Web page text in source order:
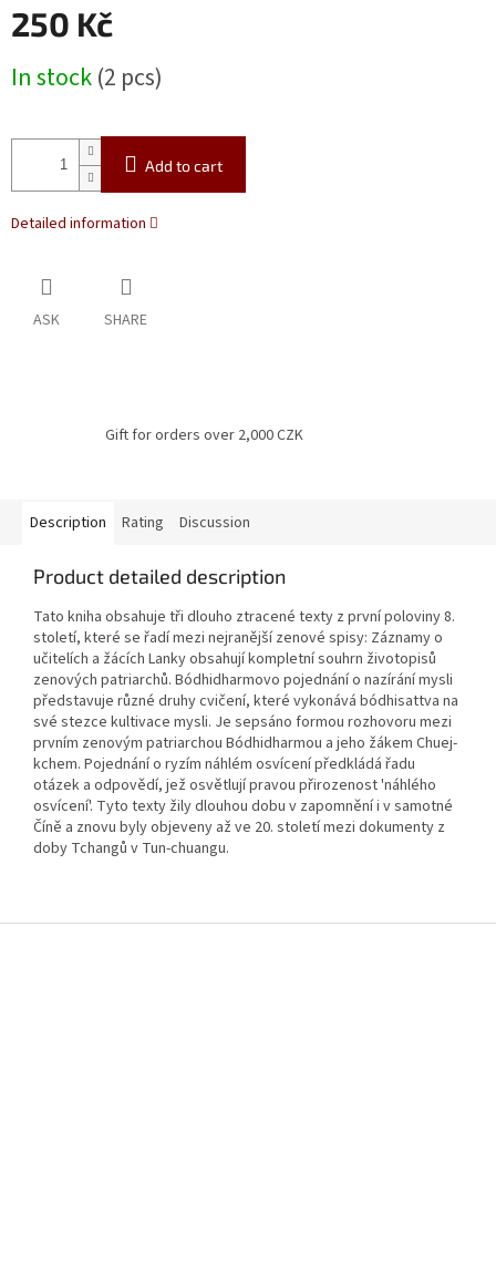
250 Kč
price:
In stock(2 pcs)
Add to cart
Detailed information
ASK SHARE
Gift for orders over 2,000 CZK
Description Rating Discussion
Product detailed description
Tato kniha obsahuje tři dlouho ztracené texty z první poloviny 8.
století, které se řadí mezi nejranější zenové spisy: Záznamy o
učitelích a žácích Lanky obsahují kompletní souhrn životopisů
zenových patriarchů. Bódhidharmovo pojednání o nazírání mysli
představuje různé druhy cvičení, které vykonává bódhisattva na
své stezce kultivace mysli. Je sepsáno formou rozhovoru mezi
prvním zenovým patriarchou Bódhidharmou a jeho žákem Chuej-
kchem. Pojednání o ryzím náhlém osvícení předkládá řadu
otázek a odpovědí, jež osvětlují pravou přirozenost 'náhlého
osvícení'. Tyto texty žily dlouhou dobu v zapomnění i v samotné
Číně a znovu byly objeveny až ve 20. století mezi dokumenty z
doby Tchangů v Tun-chuangu.